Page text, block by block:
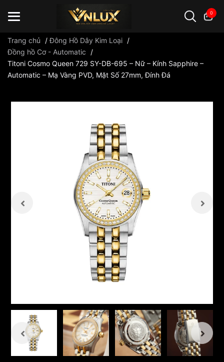
0
Đồng hồ casio đồng hồ G-Shock đồng hồ Orient ...
Trang chủ /Đông Hồ Dây Kim Loại /
Đồng hồ Cơ - Automatic
/
Titoni Cosmo Queen 729 SY-DB-695 – Nữ – Kính Sapphire –
Automatic – Mạ Vàng PVD, Mặt Số 27mm, Đính Đá